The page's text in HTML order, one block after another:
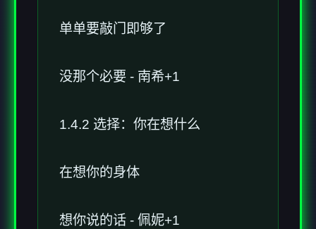
单单要敲门即够了
没那个必要 - 南希+1
1.4.2 选择：你在想什么
在想你的身体
想你说的话 - 佩妮+1